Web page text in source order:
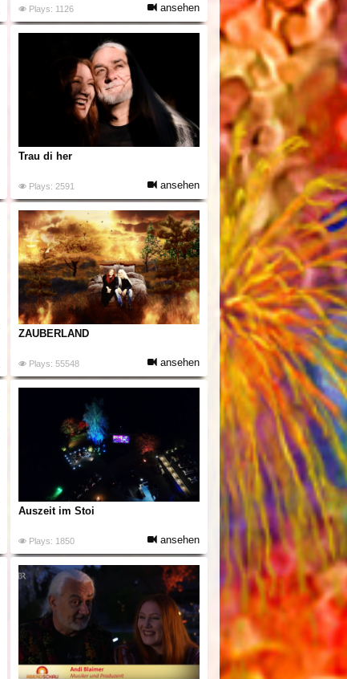
Plays: 1126 ansehen
Trau di her
Plays: 2591 ansehen
ZAUBERLAND
Plays: 55548 ansehen
Auszeit im Stoi
Plays: 1850 ansehen